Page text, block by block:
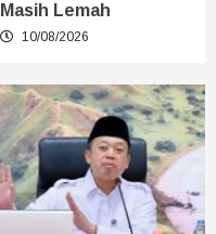
Masih Lemah
10/08/2026